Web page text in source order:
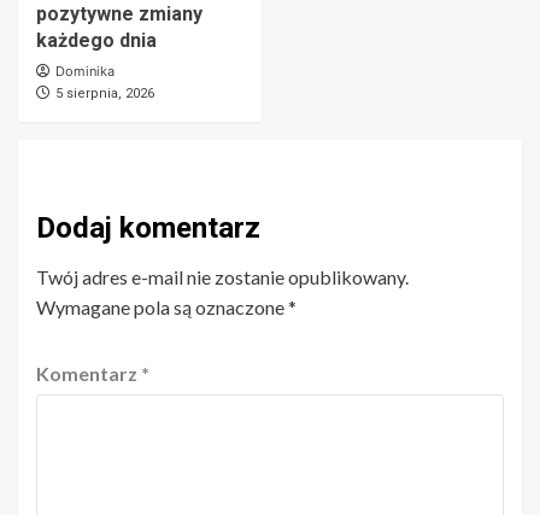
pozytywne zmiany
każdego dnia
Dominika
5 sierpnia, 2026
Dodaj komentarz
Twój adres e-mail nie zostanie opublikowany.
Wymagane pola są oznaczone*
Komentarz *